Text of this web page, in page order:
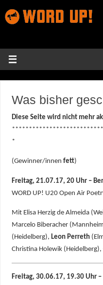
Was bisher
Diese Seite wird nicht mehr
*
(Gewinner/innen fett)
Freitag, 21.07.17, 20 Uhr –
WORD UP! U20 Open Air
Mit Elisa Herzig de Almeida
Marcelo Biberacher
(Heidelberg), Leon Perreth
Christina Holewik
Freitag, 30.06.17, 19.30 Uhr